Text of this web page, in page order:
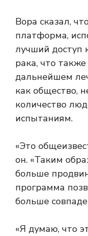
Вора сказал,
платформа,
лучший доступ
рака, что
дальнейшем
как общество,
количество
испытаниям.
«Это
он. «Таким
больше
программа
больше
«Я думаю, что